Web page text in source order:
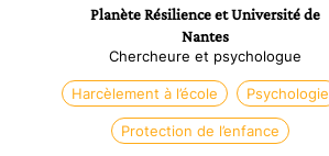
Planète Résilience et Université de
Nantes
Chercheure et psychologue
Harcèlement à l’école Psychologie
Protection de l’enfance